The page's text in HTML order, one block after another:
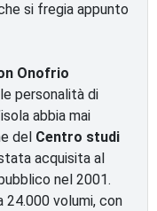
si fregia appunto
Onofrio
personalità di
abbia mai
del Centro studi
acquisita al
nel 2001.
24.000 volumi, con